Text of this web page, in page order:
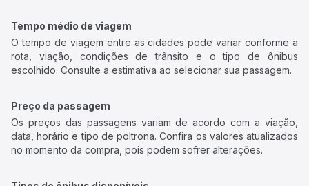
Tempo médio de viagem
O tempo de viagem entre as cidades pode variar conforme a
rota, viação, condições de trânsito e o tipo de ônibus
escolhido. Consulte a estimativa ao selecionar sua passagem.
Preço da passagem
Os preços das passagens variam de acordo com a viação,
data, horário e tipo de poltrona. Confira os valores atualizados
no momento da compra, pois podem sofrer alterações.